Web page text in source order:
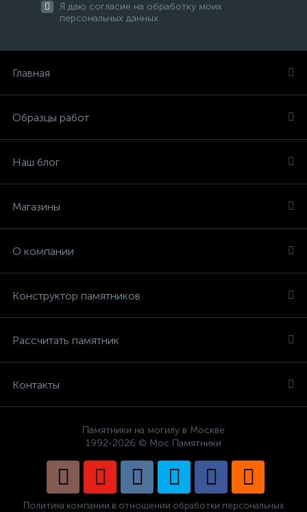
Я даю согласие на обработку моих
персональных данных
Главная
Образцы работ
Наш блог
Магазины
О компании
Конструктор памятников
Рассчитать памятник
Контакты
Памятники на могилу в Москве
1992-2026 © Мос Памятники
Политика компании в отношении обработки персональных